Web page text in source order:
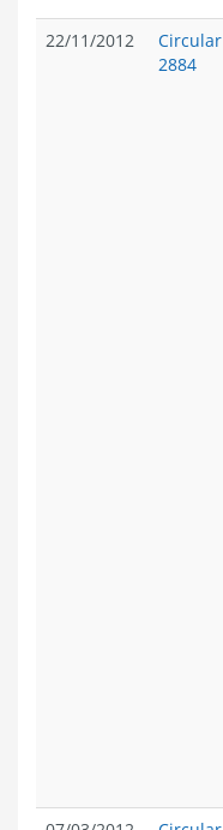
22/11/2012
Circular
2884